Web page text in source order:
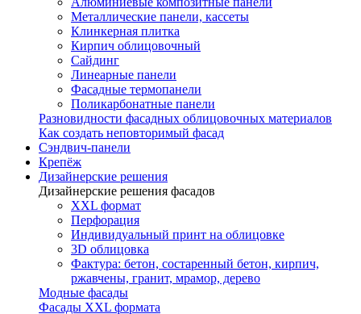
Металлические панели, кассеты
Клинкерная плитка
Кирпич облицовочный
Сайдинг
Линеарные панели
Фасадные термопанели
Поликарбонатные панели
Разновидности фасадных облицовочных материалов
Как создать неповторимый фасад
Сэндвич-панели
Крепёж
Дизайнерские решения
Дизайнерские решения фасадов
XXL формат
Перфорация
Индивидуальный принт на облицовке
3D облицовка
Фактура: бетон, состаренный бетон, кирпич,
ржавчены, гранит, мрамор, дерево
Модные фасады
Фасады XXL формата